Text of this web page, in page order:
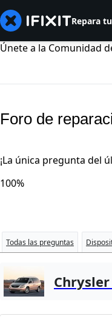
Repara
Únete a la Comunidad
Foro de
¡La única pregunta del
100%
Todas las preguntas